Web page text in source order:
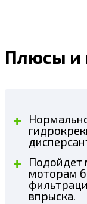
Плюсы и
моторам
впрыска.